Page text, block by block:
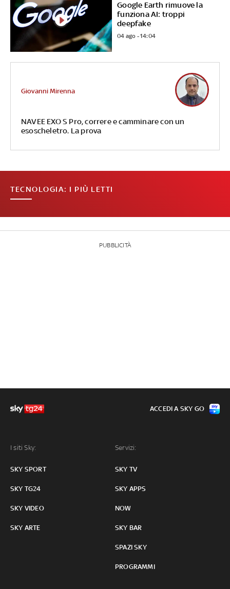
Google Earth rimuove la
funziona AI: troppi
deepfake
04 ago - 14:04
NAVEE EXO S Pro, correre e camminare con un
esoscheletro. La prova
Giovanni Mirenna
TECNOLOGIA: I PIÙ LETTI
PUBBLICITÀ
I siti Sky:
SKY SPORT
SKY TG24
SKY VIDEO
SKY ARTE
Servizi:
SKY TV
SKY APPS
NOW
SKY BAR
SPAZI SKY
PROGRAMMI
ACCEDI A SKY GO